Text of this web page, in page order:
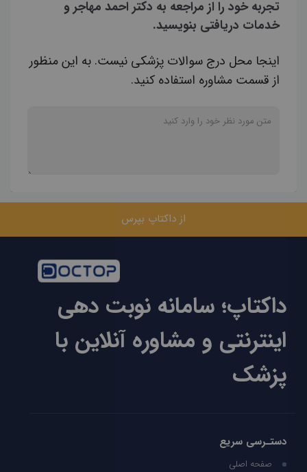
تجربه خود را از مراجعه به دکتر احمد مهاجر و
خدمات دریافتی بنویسید.
اینجا محل درج سوالات پزشکی نیست. به این منظور
از قسمت مشاوره استفاده کنید.
از داکتاپ بپرس
داکتاپ؛ سامانه نوبت دهی
اینترنتی و مشاوره آنلاین با
پزشک
دستـرسی سریع
صفحه اصلی